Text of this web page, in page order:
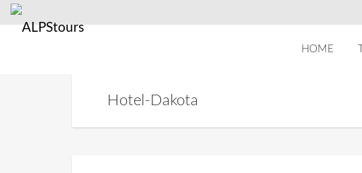
HOME
Hotel-Dakota